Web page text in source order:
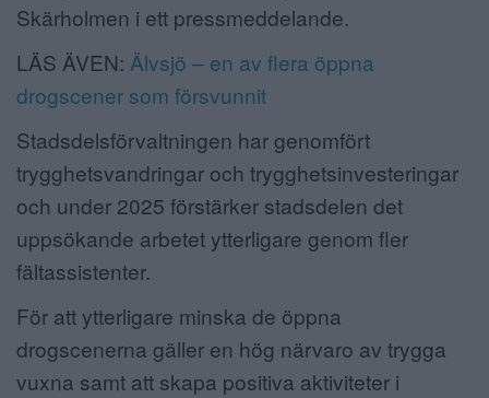
Skärholmen i ett pressmeddelande.
LÄS ÄVEN: Älvsjö – en av flera öppna
drogscener som försvunnit
Stadsdelsförvaltningen har genomfört
trygghetsvandringar och trygghetsinvesteringar
och under 2025 förstärker stadsdelen det
uppsökande arbetet ytterligare genom fler
fältassistenter.
För att ytterligare minska de öppna
drogscenerna gäller en hög närvaro av trygga
vuxna samt att skapa positiva aktiviteter i